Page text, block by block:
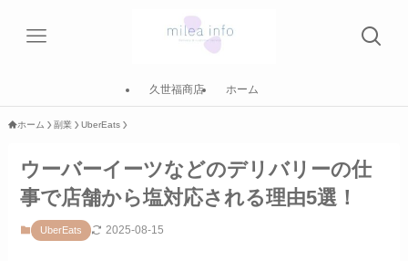
久世福商店 ホーム
ホーム 副業 UberEats
ウーバーイーツなどのデリバリーの仕
事で店舗から塩対応される理由5選！
UberEats 2025-08-15